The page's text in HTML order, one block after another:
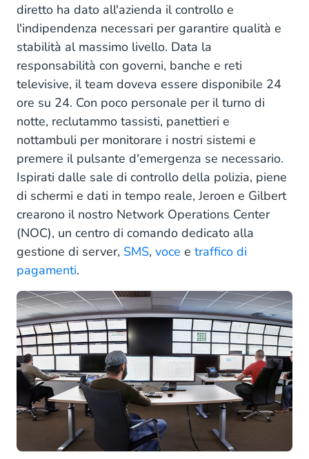
diretto ha dato all'azienda il controllo e
l'indipendenza necessari per garantire qualità e
stabilità al massimo livello. Data la
responsabilità con governi, banche e reti
televisive, il team doveva essere disponibile 24
ore su 24. Con poco personale per il turno di
notte, reclutammo tassisti, panettieri e
nottambuli per monitorare i nostri sistemi e
premere il pulsante d'emergenza se necessario.
Ispirati dalle sale di controllo della polizia, piene
di schermi e dati in tempo reale, Jeroen e Gilbert
crearono il nostro Network Operations Center
(NOC), un centro di comando dedicato alla
gestione di server, SMS, voce e traffico di
pagamenti.